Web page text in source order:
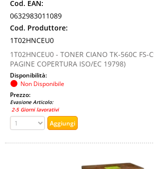
Cod. EAN:
0632983011089
Cod. Produttore:
1T02HNCEU0
1T02HNCEU0 - TONER CIANO TK-560C FS-
PAGINE COPERTURA ISO/EC 19798)
Disponibilità:
Non Disponibile
Prezzo:
Evasione Articolo:
2-5 Giorni lavorativi